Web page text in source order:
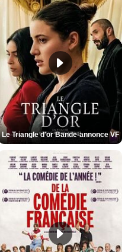
Le Triangle d'or Bande-annonce VF